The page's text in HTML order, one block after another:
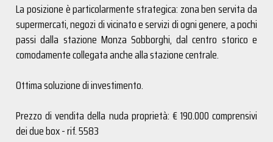
La posizione è particolarmente strategica: zona ben servita da
supermercati, negozi di vicinato e servizi di ogni genere, a pochi
passi dalla stazione Monza Sobborghi, dal centro storico e
comodamente collegata anche alla stazione centrale.
Ottima soluzione di investimento.
Prezzo di vendita della nuda proprietà: € 190.000 comprensivi
dei due box - rif. 5583